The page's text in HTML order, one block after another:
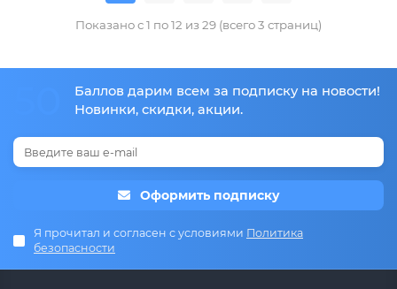
Показано с 1 по 12 из 29 (всего 3 страниц)
Баллов дарим всем за подписку на новости!
Новинки, скидки, акции.
Оформить подписку
Я прочитал и согласен с условиями Политика
безопасности